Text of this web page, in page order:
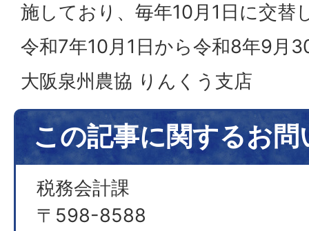
施しており、毎年10月1日に交替
令和7年10月1日から令和8年9月
大阪泉州農協 りんくう支店
この記事に関するお
税務会計課
〒598-8588